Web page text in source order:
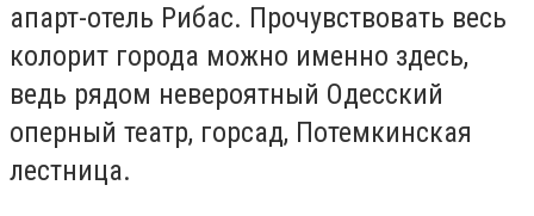
апарт-отель Рибас. Прочувствовать весь
колорит города можно именно здесь,
ведь рядом невероятный Одесский
оперный театр, горсад, Потемкинская
лестница.